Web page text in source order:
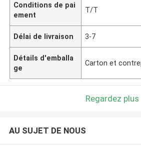
Conditions de pai
ement
T/T
Délai de livraison 3-7
Détails d'emballa
ge
Carton et
Regardez plus
AU SUJET DE NOUS